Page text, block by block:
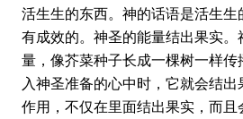
活生生的东西。神的话语是活生生
有成效的。神圣的能量结出果实
量，像芥菜种子长成一棵树一样
入神圣准备的心中时，它就会结
作用，不仅在里面结出果实，而且